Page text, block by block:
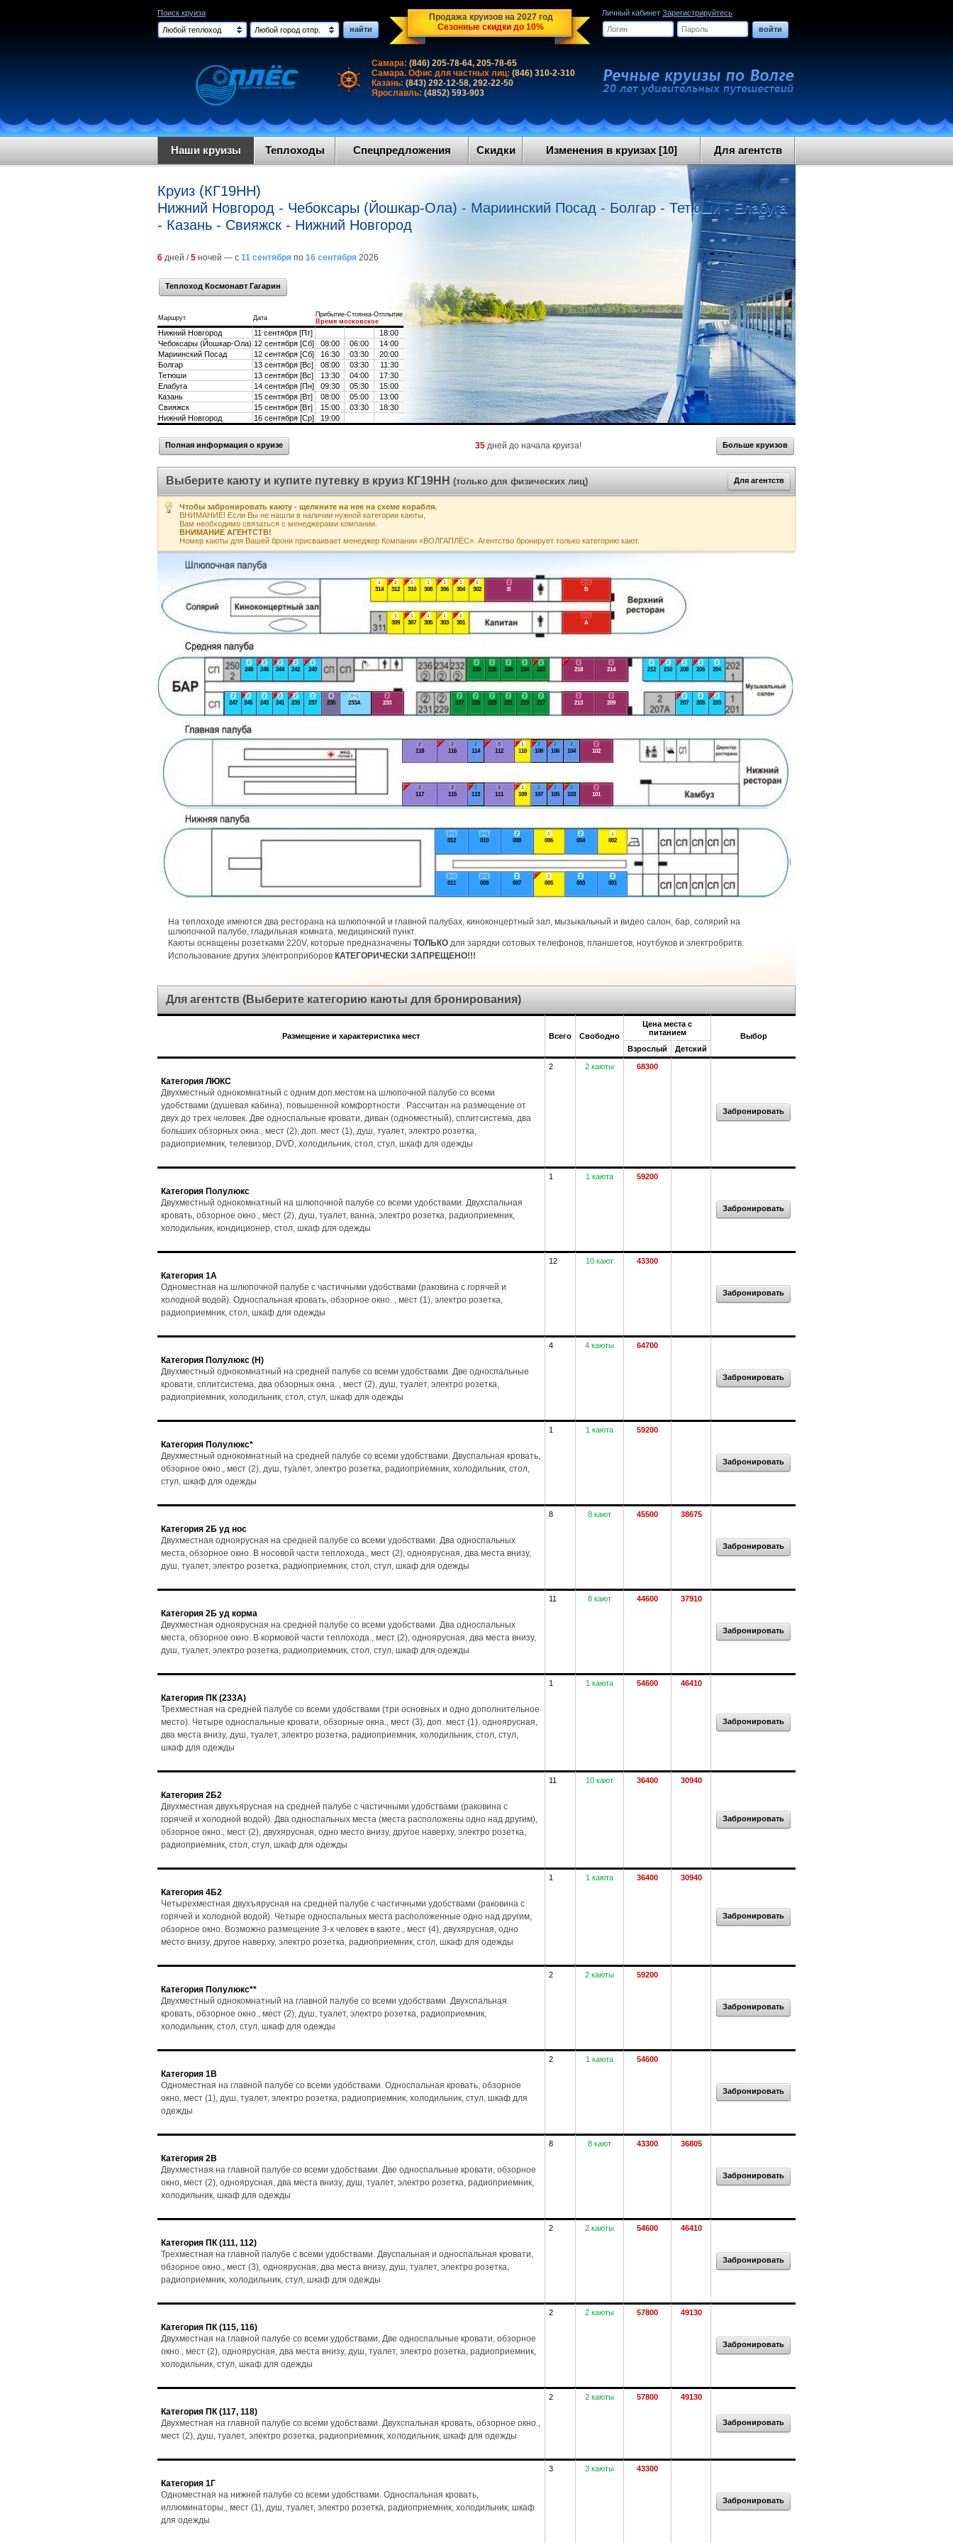
Поиск круиза
Любой теплоход
Любой город отпр. найти
Продажа круизов на 2027 год
Сезонные скидки до 10%
Личный кабинет Зарегистрируйтесь
войти
Самара: (846) 205-78-64, 205-78-65
Самара. Офис для частных лиц: (846) 310-2-310
Казань: (843) 292-12-58, 292-22-50
Ярославль: (4852) 593-903
Наши круизы Теплоходы Спецпредложения Скидки Изменения в круизах [10] Для агентств
Круиз (КГ19НН)
Нижний Новгород - Чебоксары (Йошкар-Ола) - Мариинский Посад - Болгар - Тетюши - Елабуга
- Казань - Свияжск - Нижний Новгород
6 дней /5 ночей — с 11 сентября по 16 сентября 2026
Теплоход Космонавт Гагарин
Маршрут Дата
Прибытие-Стоянка-Отплытие
Время московское
Нижний Новгород 11 сентября [Пт]
18:00
Чебоксары (Йошкар-Ола) 12 сентября [Сб] 08:00 06:00
14:00
Мариинский Посад
12 сентября [Сб] 16:30 03:30
20:00
Болгар
13 сентября [Вс] 08:00 03:30
11:30
Тетюши
13 сентября [Вс] 13:30 04:00
17:30
Елабуга
14 сентября [Пн] 09:30 05:30
15:00
Казань
15 сентября [Вт] 08:00 05:00
13:00
Свияжск
15 сентября [Вт] 15:00 03:30
18:30
Нижний Новгород
16 сентября [Ср] 19:00
Полная информация о круизе 35 дней до начала круиза! Больше круизов
Выберите каюту и купите путевку в круиз КГ19НН (только для физических лиц) Для агентств
Чтобы забронировать каюту - щелкните на нее на схеме корабля.
ВНИМАНИЕ! Если Вы не нашли в наличии нужной категории каюты,
Вам необходимо связаться с менеджерами компании.
ВНИМАНИЕ АГЕНТСТВ!
Номер каюты для Вашей брони присваивает менеджер Компании «ВОЛГАПЛЁС». Агентство бронирует только категорию кают.
2
001
1
002
2
003
2
004
1
005
1
006
2
007
2
008
2+1
009
2+1
010
2+1
011
2+1
012
2
101
2
102
2
103
2
104
2
105
2
106
2
107
2
108
1
109
1
110
3
111
3
112
2
113
2
114
2
115
2
116
2
117
2
118
2
203
2
204
2
205
2
206
2
207
2
208
2
209
2
210
2
212
2
213
2
214
2
217
2
218
2
219
2
221
2
222
2
223
2
224
2
225
2
226
2
227
2
228
2
230
2
233
3+1
233А
4
235
2
237
2
239
2
240
2
241
2
242
2
243
2
244
2
245
2
246
2
247
2
248
1
301
1
302
1
303
1
304
1
305
1
306
1
307
1
308
1
309
1
310
1
312
1
314
2+1
А
2+1
Б
2
В
На теплоходе имеются два ресторана на шлюпочной и главной палубах, киноконцертный зал, мызыкальный и видео салон, бар, солярий на
шлюпочной палубе, гладильная комната, медицинский пункт.
Каюты оснащены розетками 220V, которые предназначены ТОЛЬКО для зарядки сотовых телефонов, планшетов, ноутбуков и электробритв.
Использование других электроприборов КАТЕГОРИЧЕСКИ ЗАПРЕЩЕНО!!!
Для агентств (Выберите категорию каюты для бронирования)
Размещение и характеристика мест Всего Свободно
Цена места с
питанием
Выбор
Взрослый
Детский
Категория ЛЮКС
Двухместный однокомнатный с одним доп.местом на шлюпочной палубе со всеми
удобствами (душевая кабина), повышенной комфортности . Рассчитан на размещение от
двух до трех человек. Две односпальные кровати, диван (одноместный), сплитсистема, два
больших обзорных окна., мест (2), доп. мест (1), душ, туалет, электро розетка,
радиоприемник, телевизор, DVD, холодильник, стол, стул, шкаф для одежды
2 2 каюты 68300
Забронировать
Категория Полулюкс
Двухместный однокомнатный на шлюпочной палубе со всеми удобствами. Двухспальная
кровать, обзорное окно., мест (2), душ, туалет, ванна, электро розетка, радиоприемник,
холодильник, кондиционер, стол, шкаф для одежды
1 1 каюта 59200
Забронировать
Категория 1А
Одноместная на шлюпочной палубе с частичными удобствами (раковина с горячей и
холодной водой). Односпальная кровать, обзорное окно. , мест (1), электро розетка,
радиоприемник, стол, шкаф для одежды
12 10 кают 43300
Забронировать
Категория Полулюкс (Н)
Двухместный однокомнатный на средней палубе со всеми удобствами. Две односпальные
кровати, сплитсистема, два обзорных окна. , мест (2), душ, туалет, электро розетка,
радиоприемник, холодильник, стол, стул, шкаф для одежды
4 4 каюты 64700
Забронировать
Категория Полулюкс*
Двухместный однокомнатный на средней палубе со всеми удобствами. Двуспальная кровать,
обзорное окно., мест (2), душ, туалет, электро розетка, радиоприемник, холодильник, стол,
стул, шкаф для одежды
1 1 каюта 59200
Забронировать
Категория 2Б уд нос
Двухместная одноярусная на средней палубе со всеми удобствами. Два односпальных
места, обзорное окно. В носовой части теплохода., мест (2), одноярусная, два места внизу,
душ, туалет, электро розетка, радиоприемник, стол, стул, шкаф для одежды
8 8 кают 45500 38675
Забронировать
Категория 2Б уд корма
Двухместная одноярусная на средней палубе со всеми удобствами. Два односпальных
места, обзорное окно. В кормовой части теплохода., мест (2), одноярусная, два места внизу,
душ, туалет, электро розетка, радиоприемник, стол, стул, шкаф для одежды
11 8 кают 44600 37910
Забронировать
Категория ПК (233А)
Трехместная на средней палубе со всеми удобствами (три основных и одно дополнительное
место). Четыре односпальные кровати, обзорные окна., мест (3), доп. мест (1), одноярусная,
два места внизу, душ, туалет, электро розетка, радиоприемник, холодильник, стол, стул,
шкаф для одежды
1 1 каюта 54600 46410
Забронировать
Категория 2Б2
Двухместная двухъярусная на средней палубе с частичными удобствами (раковина с
горячей и холодной водой). Два односпальных места (места расположены одно над другим),
обзорное окно., мест (2), двухярусная, одно место внизу, другое наверху, электро розетка,
радиоприемник, стол, стул, шкаф для одежды
11 10 кают 36400 30940
Забронировать
Категория 4Б2
Четырехместная двухъярусная на средней палубе с частичными удобствами (раковина с
горячей и холодной водой). Четыре односпальных места расположенные одно над другим,
обзорное окно. Возможно размещение 3-х человек в каюте., мест (4), двухярусная, одно
место внизу, другое наверху, электро розетка, радиоприемник, стол, шкаф для одежды
1 1 каюта 36400 30940
Забронировать
Категория Полулюкс**
Двухместный однокомнатный на главной палубе со всеми удобствами. Двухспальная
кровать, обзорное окно., мест (2), душ, туалет, электро розетка, радиоприемник,
холодильник, стол, стул, шкаф для одежды
2 2 каюты 59200
Забронировать
Категория 1В
Одноместная на главной палубе со всеми удобствами. Односпальная кровать, обзорное
окно, мест (1), душ, туалет, электро розетка, радиоприемник, холодильник, стул, шкаф для
одежды
2 1 каюта 54600
Забронировать
Категория 2В
Двухместная на главной палубе со всеми удобствами. Две односпальные кровати, обзорное
окно, мест (2), одноярусная, два места внизу, душ, туалет, электро розетка, радиоприемник,
холодильник, шкаф для одежды
8 8 кают 43300 36805
Забронировать
Категория ПК (111, 112)
Трехместная на главной палубе с всеми удобствами. Двуспальная и односпальная кровати,
обзорное окно., мест (3), одноярусная, два места внизу, душ, туалет, электро розетка,
радиоприемник, холодильник, стул, шкаф для одежды
2 2 каюты 54600 46410
Забронировать
Категория ПК (115, 116)
Двухместная на главной палубе со всеми удобствами. Две односпальные кровати, обзорное
окно., мест (2), одноярусная, два места внизу, душ, туалет, электро розетка, радиоприемник,
холодильник, стул, шкаф для одежды
2 2 каюты 57800 49130
Забронировать
Категория ПК (117, 118)
Двухместная на главной палубе со всеми удобствами. Двухспальная кровать, обзорное окно.,
мест (2), душ, туалет, электро розетка, радиоприемник, холодильник, шкаф для одежды
2 2 каюты 57800 49130
Забронировать
Категория 1Г
Одноместная на нижней палубе со всеми удобствами. Односпальная кровать,
иллюминаторы., мест (1), душ, туалет, электро розетка, радиоприемник, холодильник, шкаф
для одежды
3 3 каюты 43300
Забронировать